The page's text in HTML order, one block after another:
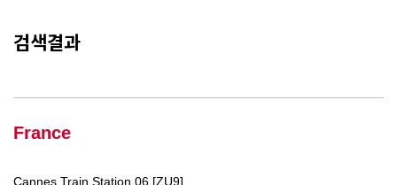
검색결과
France
Cannes Train Station 06 [ZU9]